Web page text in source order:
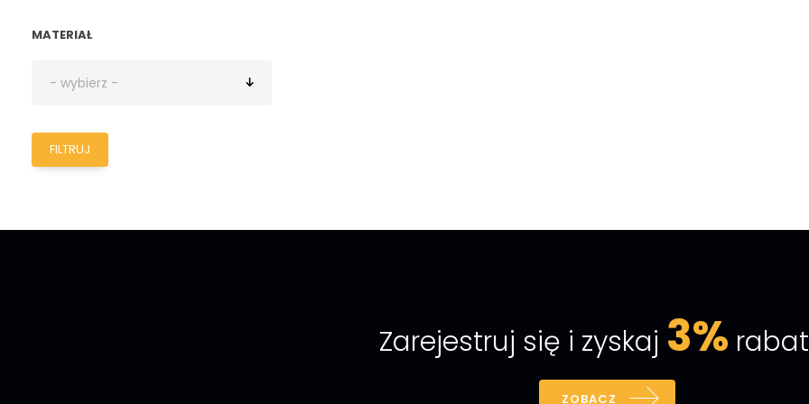
MATERIAŁ
FILTRUJ
Zarejestruj się i zyskaj 3%
ZOBACZ